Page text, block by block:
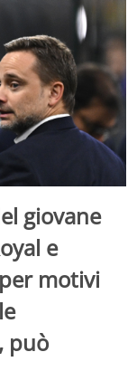
giovane
e
motivi
può